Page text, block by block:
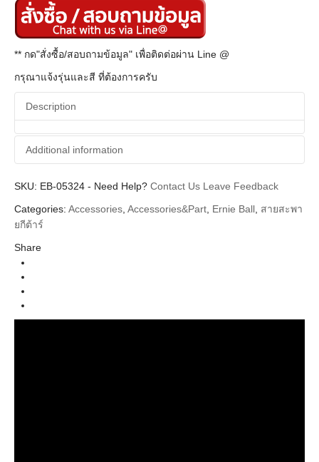
** กด"สั่งซื้อ/สอบถามข้อมูล" เพื่อติดต่อผ่าน Line @
กรุณาแจ้งรุ่นและสี ที่ต้องการครับ
Description
Additional information
Additional information
Brands Ernie Ball
SKU: EB-05324 - Need Help? Contact Us Leave Feedback
Categories: Accessories, Accessories&Part, Ernie Ball, สายสะพา
ยกีต้าร์
Share